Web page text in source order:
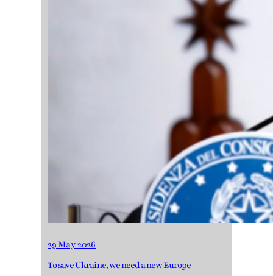
29 May 2026
To save Ukraine, we need a new Europe